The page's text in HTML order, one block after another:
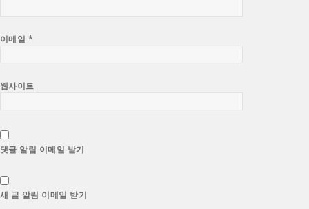
이메일 *
웹사이트
댓글 알림 이메일 받기
새 글 알림 이메일 받기